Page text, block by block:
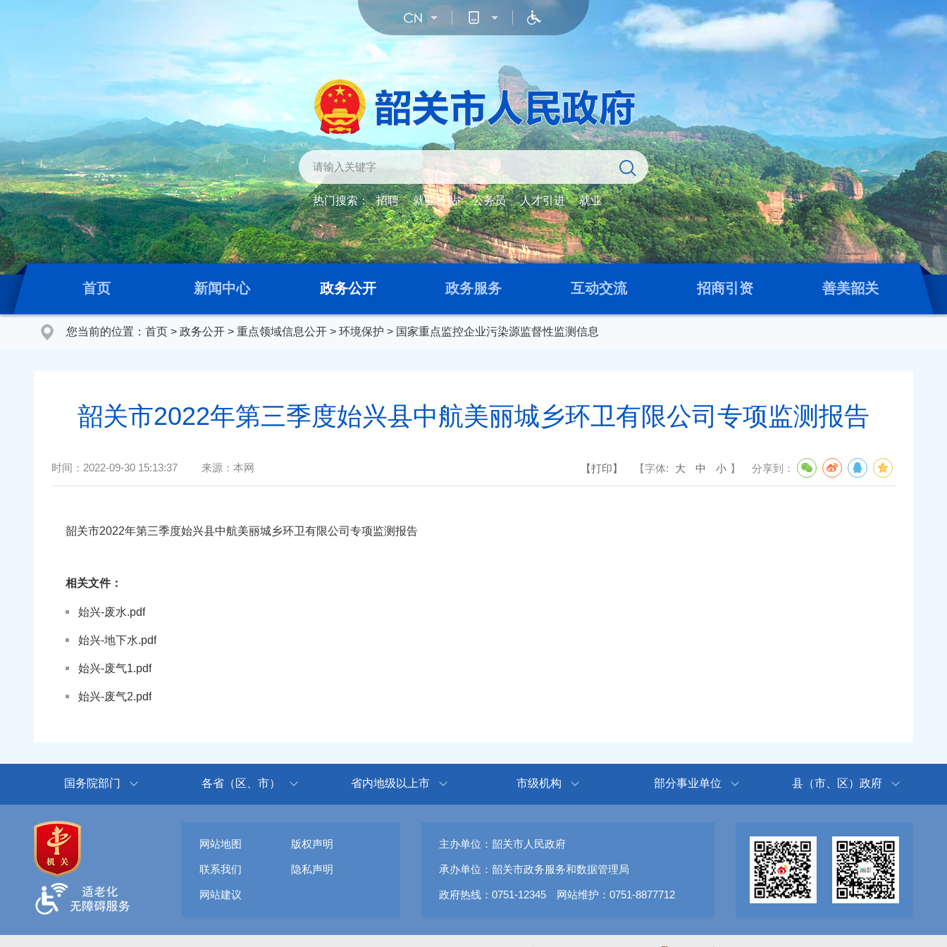
热门搜索： 招聘 就业补贴 公务员 人才引进 就业
首页 新闻中心 政务公开 政务服务 互动交流 招商引资 善美韶关
您当前的位置： 首页 > 政务公开 > 重点领域信息公开 > 环境保护 > 国家重点监控企业污染源监督性监测信息
韶关市2022年第三季度始兴县中航美丽城乡环卫有限公司专项监测报告
时间： 2022-09-30 15:13:37 来源： 本网 【打印】 【字体: 大 中 小 】 分享到：
韶关市2022年第三季度始兴县中航美丽城乡环卫有限公司专项监测报告
相关文件：
始兴-废水.pdf
始兴-地下水.pdf
始兴-废气1.pdf
始兴-废气2.pdf
国务院部门 各省（区、市） 省内地级以上市 市级机构 部分事业单位 县（市、区）政府
网站地图 版权声明
联系我们 隐私声明
网站建议
主办单位：韶关市人民政府
承办单位：韶关市政务服务和数据管理局
政府热线：0751-12345 网站维护：0751-8877712